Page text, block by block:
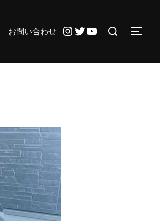
お問い合わせ Instagram
Twitter
YouTube
検
サイ